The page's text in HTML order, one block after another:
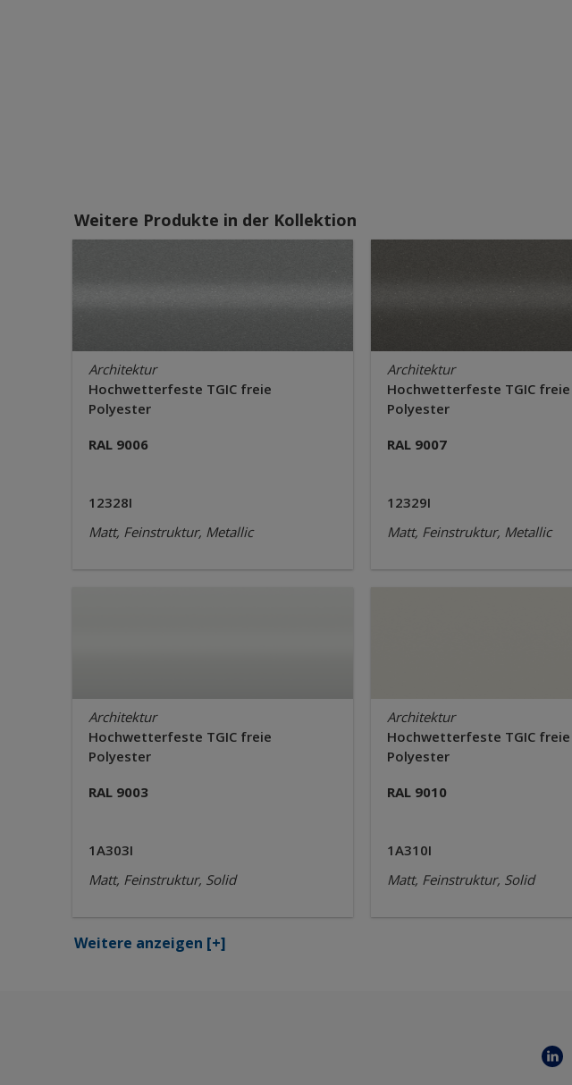
Weitere Produkte in der Kollektion
Architektur
Hochwetterfeste TGIC freie
Polyester
RAL 9006
12328I
Matt, Feinstruktur, Metallic
Architektur
Hochwetterfeste TGIC freie
Polyester
RAL 9007
12329I
Matt, Feinstruktur, Metallic
Architektur
Hochwetterfeste TGIC freie
Polyester
RAL 9003
1A303I
Matt, Feinstruktur, Solid
Architektur
Hochwetterfeste TGIC freie
Polyester
RAL 9010
1A310I
Matt, Feinstruktur, Solid
Weitere anzeigen [+]